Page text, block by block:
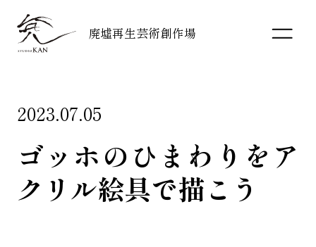
廃墟再生芸術創作場
2023.07.05
ゴッホのひまわりをア
クリル絵具で描こう